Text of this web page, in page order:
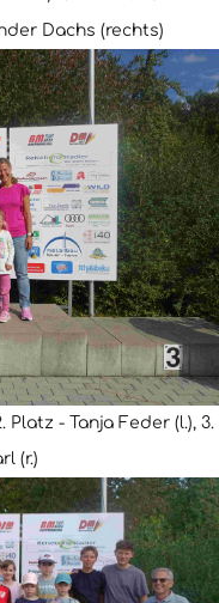
Dachs (rechts)
Platz - Tanja Feder (l.), 3.
(r.)